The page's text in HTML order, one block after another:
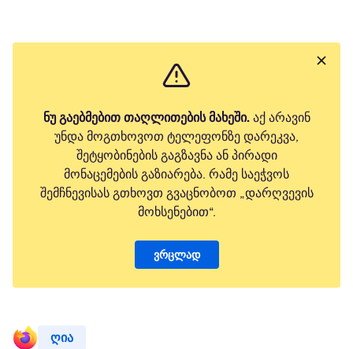
ნუ გაებმებით თაღლითების მახეში.აქ არავინ
უნდა მოგთხოვოთ ტელეფონზე დარეკვა,
შეტყობინების გაგზავნა ან პირადი
მონაცემების გაზიარება. რამე საეჭვოს
შემჩნევისას გთხოვთ გვაცნობოთ „დარღვევის
მოხსენებით“.
ვრცლად
ღია